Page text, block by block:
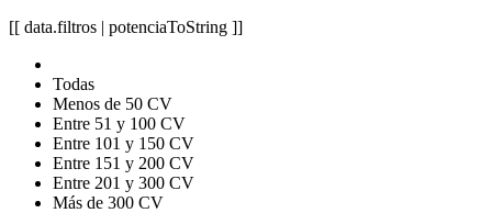
[[ data.filtros | potenciaToString ]]
Todas
Menos de 50 CV
Entre 51 y 100 CV
Entre 101 y 150 CV
Entre 151 y 200 CV
Entre 201 y 300 CV
Más de 300 CV